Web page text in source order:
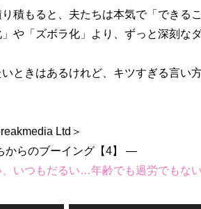
積もると、夫たちは本気で「できる
や「ズボラ化」より、ずっと深刻な
ときはあるけれど、キツすぎる言い
Ltd＞
からのブーイング【4】 ―
いつもだるい…年齢でも過労でもない